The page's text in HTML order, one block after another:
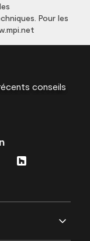
Pour les
conseils